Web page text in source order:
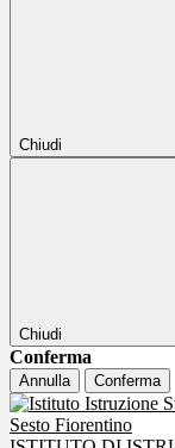
Chiudi
Chiudi
Conferma
Annulla Conferma